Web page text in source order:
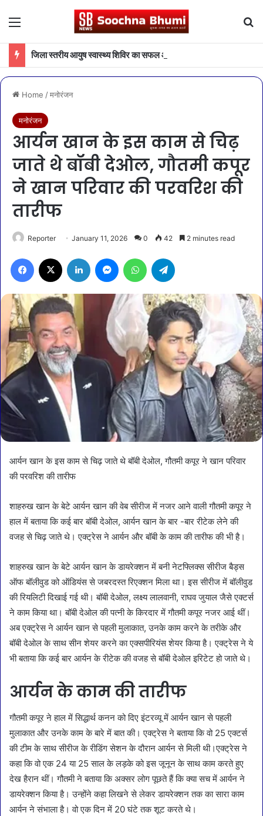
Menu
जिला स्तरीय आयुष स्वास्थ्य शिविर का सफल आयोजन
Home /मनोरंजन
मनोरंजन
आर्यन खान के इस काम से चिढ़
जाते थे बॉबी देओल, गौतमी कपूर
ने खान परिवार की परवरिश की
तारीफ
Reporter January 11, 2026 0 42 2 minutes read
Facebook LinkedIn MessengerWhatsApp
आर्यन खान के इस काम से चिढ़ जाते थे बॉबी देओल, गौतमी कपूर ने खान परिवार
की परवरिश की तारीफ
शाहरुख खान के बेटे आर्यन खान की वेब सीरीज में नजर आने वाली गौतमी कपूर ने
हाल में बताया कि कई बार बॉबी देओल, आर्यन खान के बार -बार रीटेक लेने की
वजह से चिढ़ जाते थे। एक्ट्रेस ने आर्यन और बॉबी के काम की तारीफ की भी है।
शाहरुख खान के बेटे आर्यन खान के डायरेक्शन में बनी नेटफ्लिक्स सीरीज बैड्स
ऑफ बॉलीवुड को ऑडियंस से जबरदस्त रिएक्शन मिला था। इस सीरीज में बॉलीवुड
की रियलिटी दिखाई गई थी। बॉबी देओल, लक्ष्य लालवानी, राघव जुयाल जैसे एक्टर्स
ने काम किया था। बॉबी देओल की पत्नी के किरदार में गौतमी कपूर नजर आई थीं।
अब एक्ट्रेस ने आर्यन खान से पहली मुलाकात, उनके काम करने के तरीके और
बॉबी देओल के साथ सीन शेयर करने का एक्सपीरियंस शेयर किया है। एक्ट्रेस ने ये
भी बताया कि कई बार आर्यन के रीटेक की वजह से बॉबी देओल इरिटेट हो जाते थे।
आर्यन के काम की तारीफ
गौतमी कपूर ने हाल में सिद्धार्थ कनन को दिए इंटरव्यू में आर्यन खान से पहली
मुलाकात और उनके काम के बारे में बात की। एक्ट्रेस ने बताया कि वो 25 एक्टर्स
की टीम के साथ सीरीज के रीडिंग सेशन के दौरान आर्यन से मिली थी।एक्ट्रेस ने
कहा कि वो एक 24 या 25 साल के लड़के को इस जूनून के साथ काम करते हुए
देख हैरान थीं। गौतमी ने बताया कि अक्सर लोग पूछते हैं कि क्या सच में आर्यन ने
डायरेक्शन किया है। उन्होंने कहा लिखने से लेकर डायरेक्शन तक का सारा काम
आर्यन ने संभाला है। वो एक दिन में 20 घंटे तक शूट करते थे।